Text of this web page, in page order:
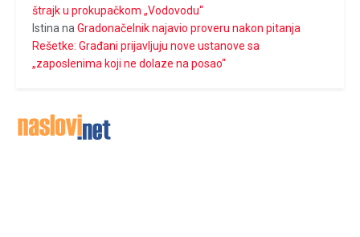
štrajk u prokupačkom „Vodovodu“
Istina na Gradonačelnik najavio proveru nakon pitanja
Rešetke: Građani prijavljuju nove ustanove sa
„zaposlenima koji ne dolaze na posao“